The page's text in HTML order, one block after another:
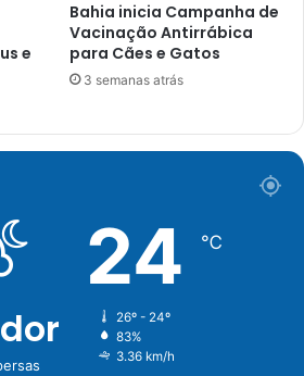
e
Bahia inicia Campanha de
Vacinação Antirrábica
para Cães e Gatos
3 semanas atrás
24 ℃
26º - 24º
83%
3.36 km/h